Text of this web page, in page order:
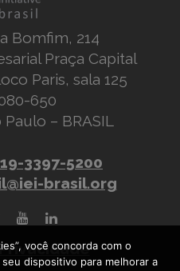
Bomfim, 214
Praça Capital
Paris, sala 125
650
– BRASIL
3397-5200
brasil.org
você concorda com o
dispositivo para melhorar a